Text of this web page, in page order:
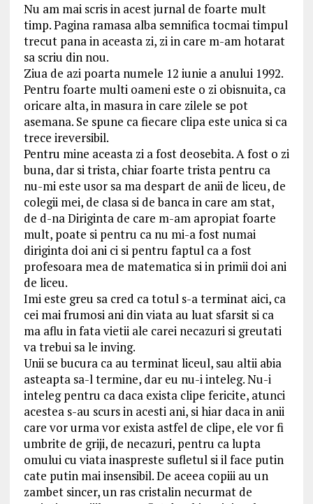
Nu am mai scris in acest jurnal de foarte mult
timp. Pagina ramasa alba semnifica tocmai timpul
trecut pana in aceasta zi, zi in care m-am hotarat
sa scriu din nou.
Ziua de azi poarta numele 12 iunie a anului 1992.
Pentru foarte multi oameni este o zi obisnuita, ca
oricare alta, in masura in care zilele se pot
asemana. Se spune ca fiecare clipa este unica si ca
trece ireversibil.
Pentru mine aceasta zi a fost deosebita. A fost o zi
buna, dar si trista, chiar foarte trista pentru ca
nu-mi este usor sa ma despart de anii de liceu, de
colegii mei, de clasa si de banca in care am stat,
de d-na Diriginta de care m-am apropiat foarte
mult, poate si pentru ca nu mi-a fost numai
diriginta doi ani ci si pentru faptul ca a fost
profesoara mea de matematica si in primii doi ani
de liceu.
Imi este greu sa cred ca totul s-a terminat aici, ca
cei mai frumosi ani din viata au luat sfarsit si ca
ma aflu in fata vietii ale carei necazuri si greutati
va trebui sa le inving.
Unii se bucura ca au terminat liceul, sau altii abia
asteapta sa-l termine, dar eu nu-i inteleg. Nu-i
inteleg pentru ca daca exista clipe fericite, atunci
acestea s-au scurs in acesti ani, si hiar daca in anii
care vor urma vor exista astfel de clipe, ele vor fi
umbrite de griji, de necazuri, pentru ca lupta
omului cu viata inaspreste sufletul si il face putin
cate putin mai insensibil. De aceea copiii au un
zambet sincer, un ras cristalin necurmat de